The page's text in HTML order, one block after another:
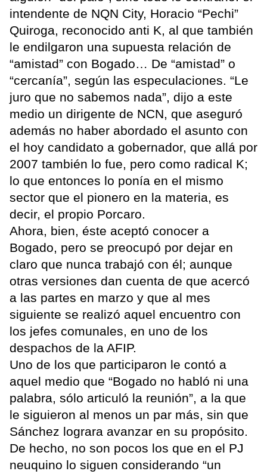
intendente de NQN City, Horacio “Pechi”
Quiroga, reconocido anti K, al que también
le endilgaron una supuesta relación de
“amistad” con Bogado… De “amistad” o
“cercanía”, según las especulaciones. “Le
juro que no sabemos nada”, dijo a este
medio un dirigente de NCN, que aseguró
además no haber abordado el asunto con
el hoy candidato a gobernador, que allá por
2007 también lo fue, pero como radical K;
lo que entonces lo ponía en el mismo
sector que el pionero en la materia, es
decir, el propio Porcaro.
Ahora, bien, éste aceptó conocer a
Bogado, pero se preocupó por dejar en
claro que nunca trabajó con él; aunque
otras versiones dan cuenta de que acercó
a las partes en marzo y que al mes
siguiente se realizó aquel encuentro con
los jefes comunales, en uno de los
despachos de la AFIP.
Uno de los que participaron le contó a
aquel medio que “Bogado no habló ni una
palabra, sólo articuló la reunión”, a la que
le siguieron al menos un par más, sin que
Sánchez lograra avanzar en su propósito.
De hecho, no son pocos los que en el PJ
neuquino lo siguen considerando “un